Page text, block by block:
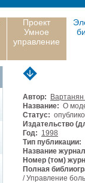
Проект
Умное
управление
Автор:
Название: О
Статус:
Издательство
Год: 1998
Тип публикации:
Название
Номер (том)
Полная
/ Управление